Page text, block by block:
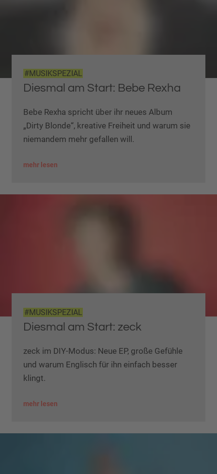
#MUSIKSPEZIAL
Diesmal am Start: Bebe Rexha
Bebe Rexha spricht über ihr neues Album
„Dirty Blonde“, kreative Freiheit und warum sie
niemandem mehr gefallen will.
mehr lesen
#MUSIKSPEZIAL
Diesmal am Start: zeck
zeck im DIY-Modus: Neue EP, große Gefühle
und warum Englisch für ihn einfach besser
klingt.
mehr lesen